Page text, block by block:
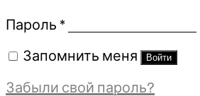
Пароль *Обязательно
Запомнить меня Войти
Забыли свой пароль?